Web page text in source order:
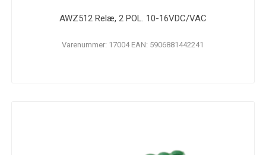
AWZ512 Relæ, 2 POL. 10-16VDC/VAC
Varenummer: 17004 EAN: 5906881442241